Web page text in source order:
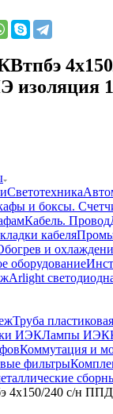
Светотехника
и боксы.
Кабель. Провод
кабеля
и
оборудование
Arlight
Труба
ИЭКЛампы ИЭК
Коммутация и
фильтры
4х150/240 с/н